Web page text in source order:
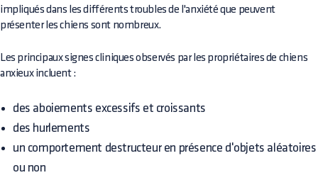
impliqués dans les différents troubles de l'anxiété que peuvent
présenter les chiens sont nombreux.
Les principaux signes cliniques observés par les propriétaires de chiens
anxieux incluent :
des aboiements excessifs et croissants
des hurlements
un comportement destructeur en présence d'objets aléatoires
ou non